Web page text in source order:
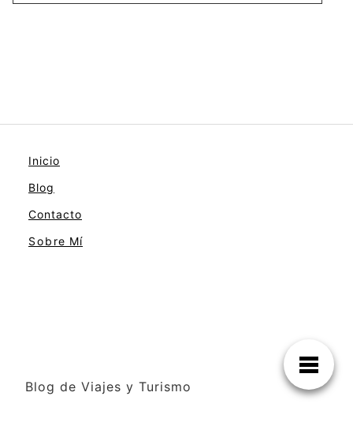
Inicio
Blog
Contacto
Sobre Mí
Blog de Viajes y Turismo